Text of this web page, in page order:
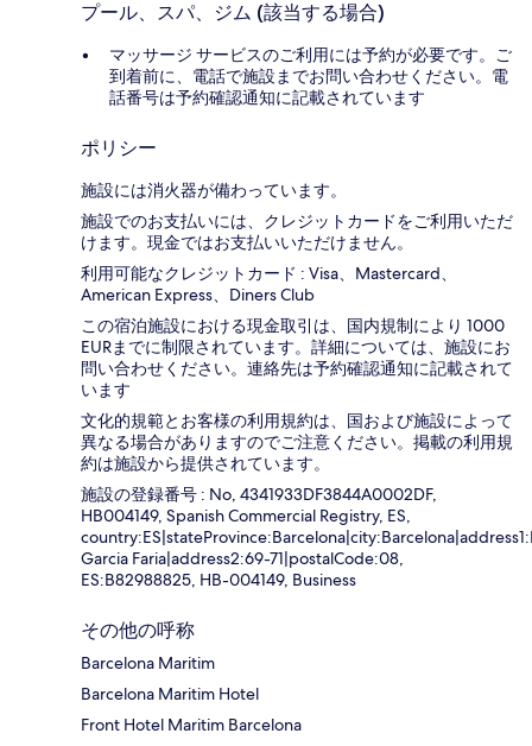
プール、スパ、ジム (該当する場合)
マッサージ サービスのご利用には予約が必要です。ご
到着前に、電話で施設までお問い合わせください。電
話番号は予約確認通知に記載されています
ポリシー
施設には消火器が備わっています。
施設でのお支払いには、クレジットカードをご利用いただ
けます。現金ではお支払いいただけません。
利用可能なクレジットカード : Visa、Mastercard、
American Express、Diners Club
この宿泊施設における現金取引は、国内規制により 1000
EURまでに制限されています。詳細については、施設にお
問い合わせください。連絡先は予約確認通知に記載されて
います
文化的規範とお客様の利用規約は、国および施設によって
異なる場合がありますのでご注意ください。掲載の利用規
約は施設から提供されています。
施設の登録番号 : No, 4341933DF3844A0002DF,
HB004149, Spanish Commercial Registry, ES,
Garcia Faria|address2:69-71|postalCode:08,
ES:B82988825, HB-004149, Business
その他の呼称
Barcelona Maritim
Barcelona Maritim Hotel
Front Hotel Maritim Barcelona